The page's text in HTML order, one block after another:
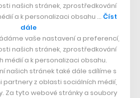
dva roky od doby, kdy česká
Jablotron vstoupila do vývojářského
vývojem…
našich stránek, zprostředkování
a k personalizaci obsahu … Číst
dále
vaše nastavení a preferencí,
našich stránek, zprostředkování
médií a k personalizaci obsahu.
našich stránek také dále sdílíme s
partnery z oblasti sociálních médií,
Za tyto webové stránky a soubory